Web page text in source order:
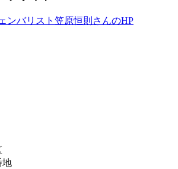
バリスト笠原恒則さんのHP
地